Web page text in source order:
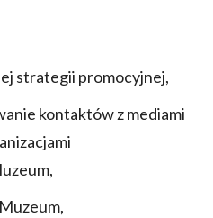
strategii promocyjnej,
kontaktów z mediami